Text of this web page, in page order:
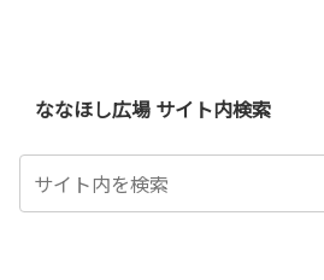
ななほし広場 サイト内検索